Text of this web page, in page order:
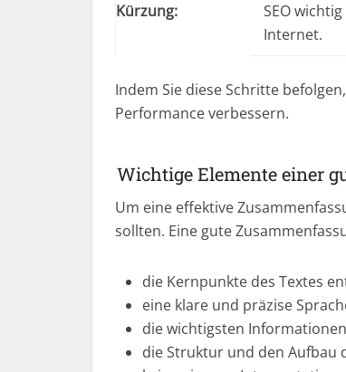
Kürzung:
SEO
Internet.
Indem Sie diese Schritte
Performance verbessern.
Wichtige Elemente einer
Um eine effektive
sollten. Eine gute
die Kernpunkte des Textes
eine klare und präzise
die wichtigsten
die Struktur und den Aufbau